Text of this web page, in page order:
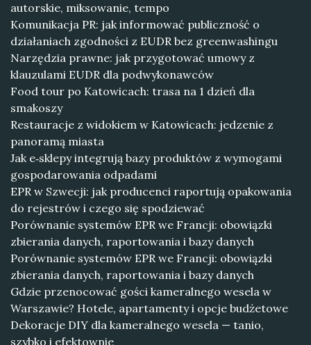
autorskie, miksowanie, tempo
Komunikacja PR: jak informować publiczność o
działaniach zgodności z EUDR bez greenwashingu
Narzędzia prawne: jak przygotować umowy z
klauzulami EUDR dla podwykonawców
Food tour po Katowicach: trasa na 1 dzień dla
smakoszy
Restauracje z widokiem w Katowicach: jedzenie z
panoramą miasta
Jak e‑sklepy integrują bazy produktów z wymogami
gospodarowania odpadami
EPR w Szwecji: jak producenci raportują opakowania
do rejestrów i czego się spodziewać
Porównanie systemów EPR we Francji: obowiązki
zbierania danych, raportowania i bazy danych
Porównanie systemów EPR we Francji: obowiązki
zbierania danych, raportowania i bazy danych
Gdzie przenocować gości kameralnego wesela w
Warszawie? Hotele, apartamenty i opcje budżetowe
Dekoracje DIY dla kameralnego wesela — tanio,
szybko i efektownie